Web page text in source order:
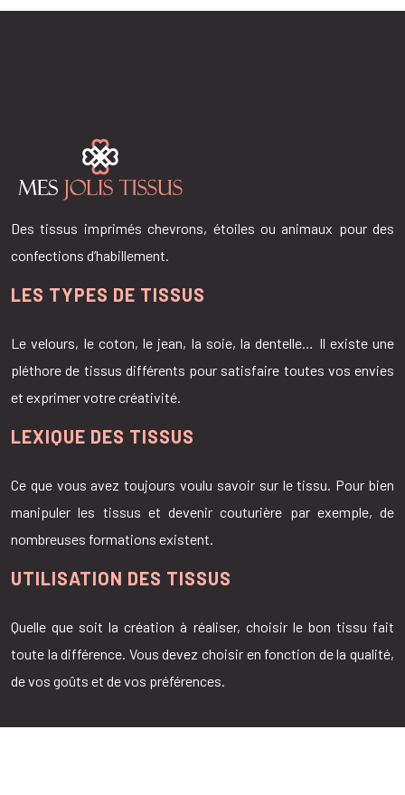
Des tissus imprimés chevrons, étoiles ou animaux pour des
confections d’habillement.
LES TYPES DE TISSUS
Le velours, le coton, le jean, la soie, la dentelle… Il existe une
pléthore de tissus différents pour satisfaire toutes vos envies
et exprimer votre créativité.
LEXIQUE DES TISSUS
Ce que vous avez toujours voulu savoir sur le tissu. Pour bien
manipuler les tissus et devenir couturière par exemple, de
nombreuses formations existent.
UTILISATION DES TISSUS
Quelle que soit la création à réaliser, choisir le bon tissu fait
toute la différence. Vous devez choisir en fonction de la qualité,
de vos goûts et de vos préférences.